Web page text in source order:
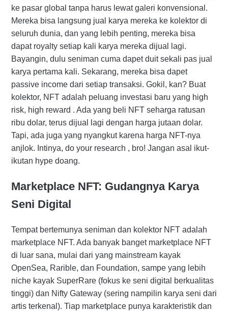
ke pasar global tanpa harus lewat galeri konvensional.
Mereka bisa langsung jual karya mereka ke kolektor di
seluruh dunia, dan yang lebih penting, mereka bisa
dapat royalty setiap kali karya mereka dijual lagi.
Bayangin, dulu seniman cuma dapet duit sekali pas jual
karya pertama kali. Sekarang, mereka bisa dapet
passive income dari setiap transaksi. Gokil, kan? Buat
kolektor, NFT adalah peluang investasi baru yang high
risk, high reward . Ada yang beli NFT seharga ratusan
ribu dolar, terus dijual lagi dengan harga jutaan dolar.
Tapi, ada juga yang nyangkut karena harga NFT-nya
anjlok. Intinya, do your research , bro! Jangan asal ikut-
ikutan hype doang.
Marketplace NFT: Gudangnya Karya
Seni Digital
Tempat bertemunya seniman dan kolektor NFT adalah
marketplace NFT. Ada banyak banget marketplace NFT
di luar sana, mulai dari yang mainstream kayak
OpenSea, Rarible, dan Foundation, sampe yang lebih
niche kayak SuperRare (fokus ke seni digital berkualitas
tinggi) dan Nifty Gateway (sering nampilin karya seni dari
artis terkenal). Tiap marketplace punya karakteristik dan